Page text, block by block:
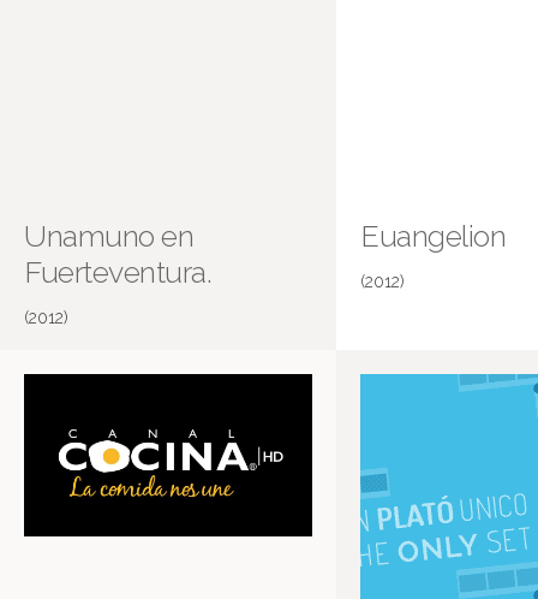
Unamuno en
Fuerteventura.
(2012)
Euangelion
(2012)